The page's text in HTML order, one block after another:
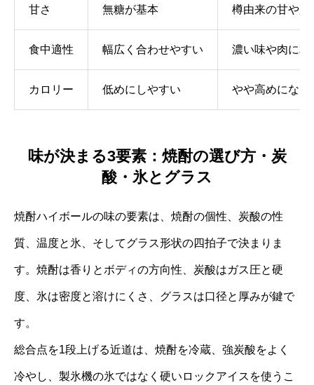
甘さ 無糖が基本 樽由来の甘やか
食中適性 幅広く合わせやすい 濃い味や肉に相
カロリー 低めにしやすい やや高めになり
味が決まる3要素：焼酎の選び方・炭
酸・氷とグラス
焼酎ハイボールの味の要素は、焼酎の個性、炭酸の性
質、温度と氷、そしてグラス形状の四拍子で決まりま
す。焼酎は香りとボディの方向性、炭酸はガス圧と硬
度、氷は密度と溶けにくさ、グラスは口径と厚みが鍵で
す。
総合点を1段上げる近道は、焼酎を冷蔵、強炭酸をよく
冷やし、製氷機の氷ではなく硬いロックアイスを使うこ